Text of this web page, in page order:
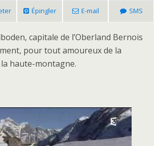
Épingler E-mail SMS
capitale de l’Oberland Bernois
pour tout amoureux de la
haute-montagne.